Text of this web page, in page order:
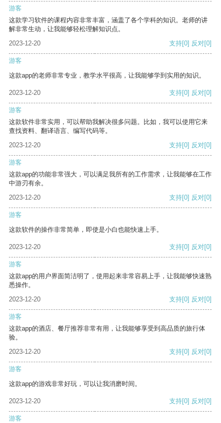
游客
这款学习软件的课程内容非常丰富，涵盖了各个学科的知识。老师的讲
解非常生动，让我能够轻松理解知识点。
2023-12-20
支持[0] 反对[0]
游客
这款app的老师非常专业，教学水平很高，让我能够学到实用的知识。
2023-12-20 支持[0] 反对[0]
游客
这款软件非常实用，可以帮助我解决很多问题。比如，我可以使用它来
查找资料、翻译语言、编写代码等。
2023-12-20
支持[0] 反对[0]
游客
这款app的功能非常强大，可以满足我所有的工作需求，让我能够在工作
中游刃有余。
2023-12-20
支持[0] 反对[0]
游客
这款软件的操作非常简单，即使是小白也能快速上手。
2023-12-20 支持[0] 反对[0]
游客
这款app的用户界面简洁明了，使用起来非常容易上手，让我能够快速熟
悉操作。
2023-12-20
支持[0] 反对[0]
游客
这款app的酒店、餐厅推荐非常有用，让我能够享受到高品质的旅行体
验。
2023-12-20
支持[0] 反对[0]
游客
这款app的游戏非常好玩，可以让我消磨时间。
2023-12-20 支持[0] 反对[0]
游客